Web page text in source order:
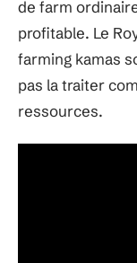
de farm
profitable. Le
farming kamas
pas la traiter
ressources.